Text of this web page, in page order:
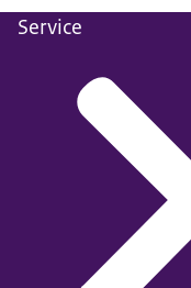
Service